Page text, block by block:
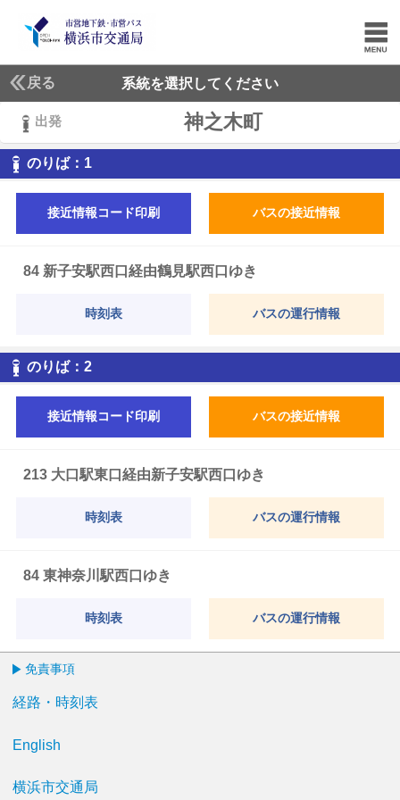
戻る 系統を選択してください
出発 神之木町
のりば： 1
接近情報コード印刷 バスの接近情報
84 新子安駅西口経由鶴見駅西口ゆき
時刻表 バスの運行情報
のりば： 2
接近情報コード印刷 バスの接近情報
213 大口駅東口経由新子安駅西口ゆき
時刻表 バスの運行情報
84 東神奈川駅西口ゆき
時刻表 バスの運行情報
免責事項
経路・時刻表
English
横浜市交通局